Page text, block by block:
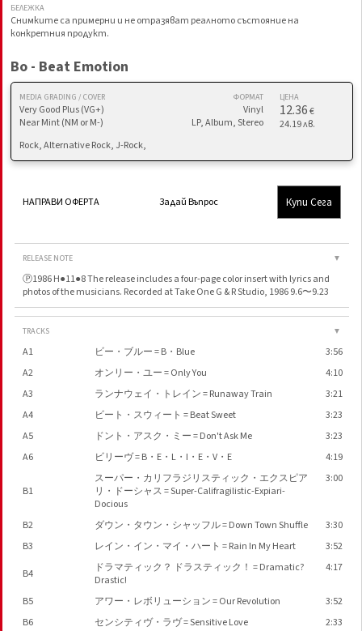
БЕЛЕЖКА
Снимките са примерни и не отразяват реалното състояние на
конкретния продукт.
Bo - Beat Emotion
MEDIA GRADING / COVER
Very Good Plus (VG+)
Near Mint (NM or M-)
ФОРМАТ
Vinyl
LP, Album, Stereo
ЦЕНА
12.36€
24.19 лв.
Rock, Alternative Rock, J-Rock,
НАПРАВИ ОФЕРТА Задай Въпрос Купи Сега
RELEASE NOTE ▼
Ⓟ1986 H●11●8 The release includes a four-page color insert with lyrics and
photos of the musicians. Recorded at Take One G & R Studio, 1986 9.6〜9.23
TRACKS ▼
A1 ビー・ブルー = B・Blue
3:56
A2
オンリー・ユー = Only You
4:10
A3
ランナウェイ・トレイン = Runaway Train
3:21
A4
ビート・スウィート = Beat Sweet
3:23
A5
ドント・アスク・ミー = Don't Ask Me
3:23
A6
ビリーヴ = B・E・L・I・E・V・E 4:19
B1
スーパー・カリフラジリスティック・エクスピア
リ・ドーシャス = Super-Califragilistic-Expiari-
Docious
3:00
B2 ダウン・タウン・シャッフル = Down Town Shuffle
3:30
B3
レイン・イン・マイ・ハート = Rain In My Heart
3:52
B4
ドラマティック？ ドラスティック！ = Dramatic?
Drastic!
4:17
B5 アワー・レボリューション = Our Revolution
3:52
B6
センシティヴ・ラヴ = Sensitive Love 2:33